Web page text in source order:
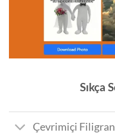
Sıkça
Çevrimiçi